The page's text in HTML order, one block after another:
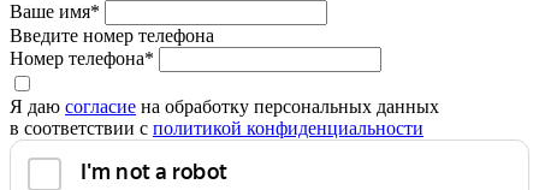
Ваше имя*
Введите номер телефона
Номер телефона*
Я даю согласие на обработку персональных данных
в соответствии с политикой конфиденциальности